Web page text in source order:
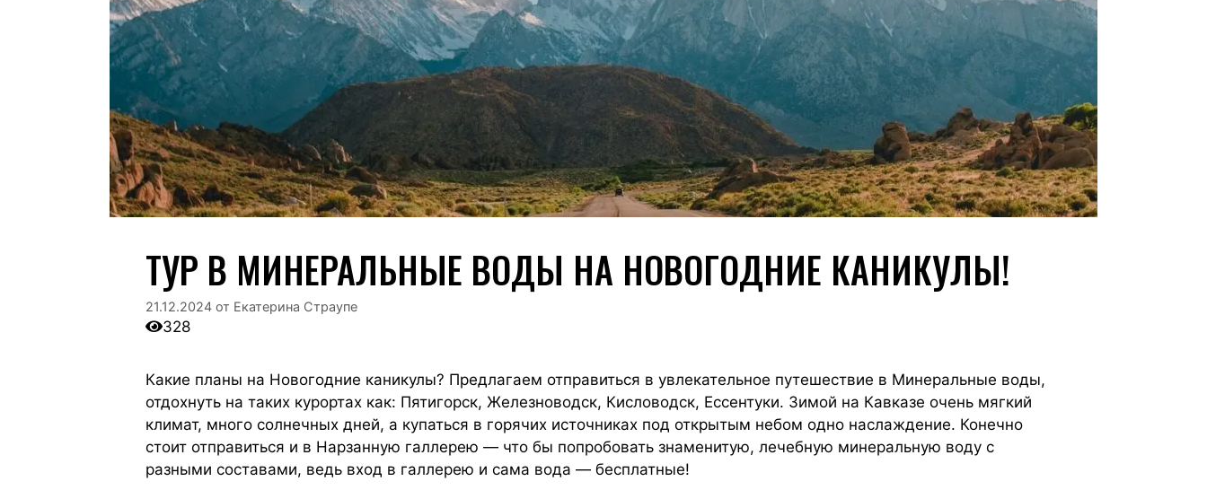
ТУР В МИНЕРАЛЬНЫЕ ВОДЫ НА НОВОГОДНИЕ КАНИКУЛЫ!
21.12.2024 от Екатерина Страупе
328
Какие планы на Новогодние каникулы? Предлагаем отправиться в увлекательное путешествие в Минеральные воды,
отдохнуть на таких курортах как: Пятигорск, Железноводск, Кисловодск, Ессентуки. Зимой на Кавказе очень мягкий
климат, много солнечных дней, а купаться в горячих источниках под открытым небом одно наслаждение. Конечно
стоит отправиться и в Нарзанную галлерею — что бы попробовать знаменитую, лечебную минеральную воду с
разными составами, ведь вход в галлерею и сама вода — бесплатные!